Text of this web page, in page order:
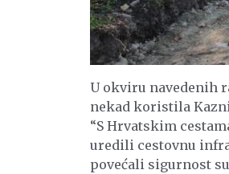
U okviru navedenih
nekad koristila
“S Hrvatskim
uredili cestovnu
povećali sigurnost